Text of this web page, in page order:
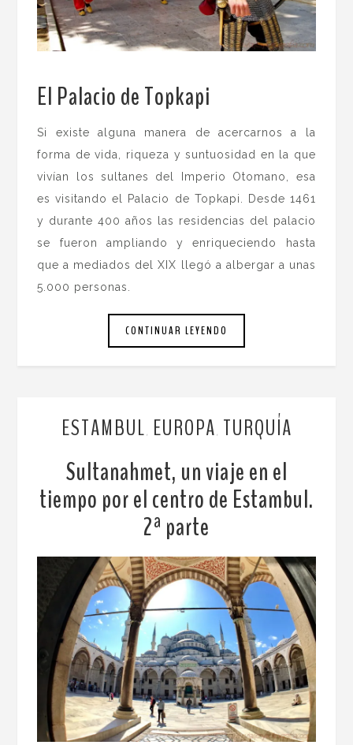
El Palacio de Topkapi
Si existe alguna manera de acercarnos a la
forma de vida, riqueza y suntuosidad en la que
vivían los sultanes del Imperio Otomano, esa
es visitando el Palacio de Topkapi. Desde 1461
y durante 400 años las residencias del palacio
se fueron ampliando y enriqueciendo hasta
que a mediados del XIX llegó a albergar a unas
5.000 personas.
CONTINUAR LEYENDO
ESTAMBUL EUROPA TURQUÍA
Sultanahmet, un viaje en el
tiempo por el centro de Estambul.
2ª parte